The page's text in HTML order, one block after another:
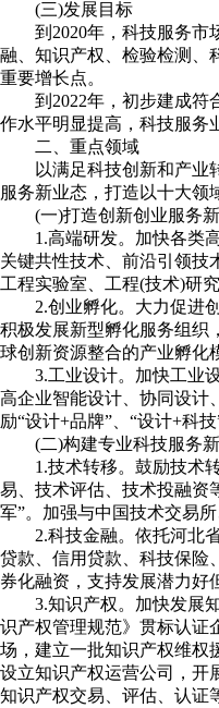
(三)发展目标
到2020年，科技服务
融、知识产权、检验检测、
重要增长点。
到2022年，初步建成
作水平明显提高，科技服务
二、重点领域
以满足科技创新和产
服务新业态，打造以十大领
(一)打造创新创业服务
1.高端研发。加快各类
关键共性技术、前沿引领技
工程实验室、工程(技术)研
2.创业孵化。大力促进
积极发展新型孵化服务组织
球创新资源整合的产业孵化
3.工业设计。加快工业
高企业智能设计、协同设计
励“设计+品牌”、“设计+科
(二)构建专业科技服务
1.技术转移。鼓励技术
易、技术评估、技术投融资
军”。加强与中国技术交易
2.科技金融。依托河北
贷款、信用贷款、科技保险
券化融资，支持发展潜力好
3.知识产权。加快发展
识产权管理规范》贯标认证
场，建立一批知识产权维权
设立知识产权运营公司，开
知识产权交易、评估、认证